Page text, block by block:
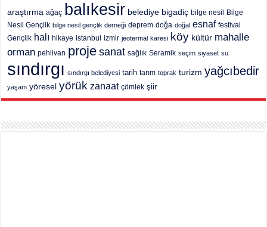
araştırma ağaç balıkesir belediye bigadiç bilge nesil
Bilge
Nesil Gençlik bilge nesil gençlik derneği deprem doğa doğal esnaf festival
Gençlik halı hikaye istanbul izmir jeotermal karesi köy kültür mahalle
orman pehlivan proje sanat sağlık Seramik seçim siyaset su
sındırgı sındırgı belediyesi tarih tarım toprak turizm yağcıbedir
yaşam yöresel yörük zanaat çömlek şiir